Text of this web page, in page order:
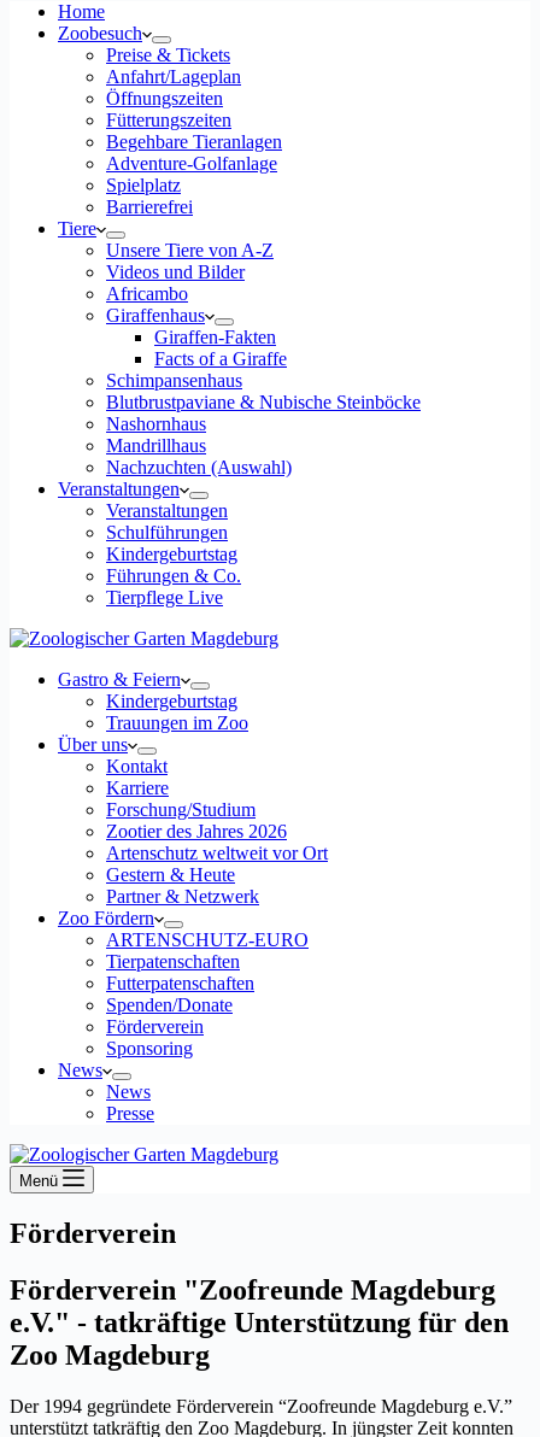
Home
Zoobesuch
Preise & Tickets
Anfahrt/Lageplan
Öffnungszeiten
Fütterungszeiten
Begehbare Tieranlagen
Adventure-Golfanlage
Spielplatz
Barrierefrei
Tiere
Unsere Tiere von A-Z
Videos und Bilder
Africambo
Giraffenhaus
Giraffen-Fakten
Facts of a Giraffe
Schimpansenhaus
Blutbrustpaviane & Nubische Steinböcke
Nashornhaus
Mandrillhaus
Nachzuchten (Auswahl)
Veranstaltungen
Veranstaltungen
Schulführungen
Kindergeburtstag
Führungen & Co.
Tierpflege Live
Gastro & Feiern
Kindergeburtstag
Trauungen im Zoo
Über uns
Kontakt
Karriere
Forschung/Studium
Zootier des Jahres 2026
Artenschutz weltweit vor Ort
Gestern & Heute
Partner & Netzwerk
Zoo Fördern
ARTENSCHUTZ-EURO
Tierpatenschaften
Futterpatenschaften
Spenden/Donate
Förderverein
Sponsoring
News
News
Presse
Menü
Förderverein
Förderverein "Zoofreunde Magdeburg
e.V." - tatkräftige Unterstützung für den
Zoo Magdeburg
Der 1994 gegründete Förderverein “Zoofreunde Magdeburg e.V.”
unterstützt tatkräftig den Zoo Magdeburg. In jüngster Zeit konnten